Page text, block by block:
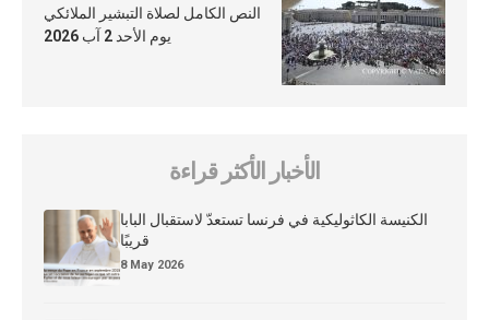
النص الكامل لصلاة التبشير الملائكي
يوم الأحد 2 آب 2026
الأخبار الأكثر قراءة
الكنيسة الكاثوليكية في فرنسا تستعدّ لاستقبال البابا
قريبًا
8 May 2026